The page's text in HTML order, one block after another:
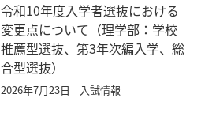
令和10年度入学者選抜における
変更点について（理学部：学校
推薦型選抜、第3年次編入学、総
合型選抜）
2026年7月23日 入試情報